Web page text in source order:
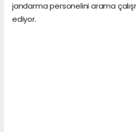
jandarma personelini arama
ediyor.